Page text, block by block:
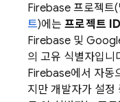
Firebase 프로젝트(
트)에는 프로젝트 ID
Firebase 및
의 고유 식별자입
Firebase에서 자동
지만 개발자가 설정